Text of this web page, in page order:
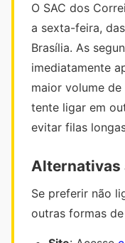
O SAC dos
a sexta-feira,
Brasília. As
imediatamente
maior volume de
tente ligar em
evitar filas
Alternativas
Se preferir não
outras formas